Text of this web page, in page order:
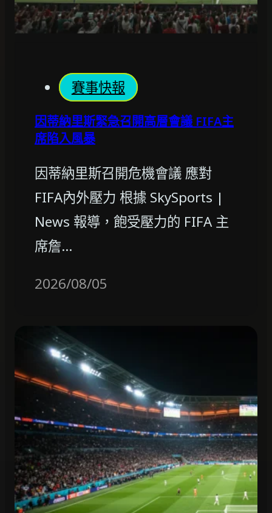
賽事快報
因蒂納里斯緊急召開高層會議 FIFA主
席陷入風暴
因蒂納里斯召開危機會議 應對
FIFA內外壓力 根據 SkySports |
News 報導，飽受壓力的 FIFA 主
席詹…
2026/08/05